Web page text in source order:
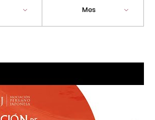
Peruano Japonés
Japonés
Mes